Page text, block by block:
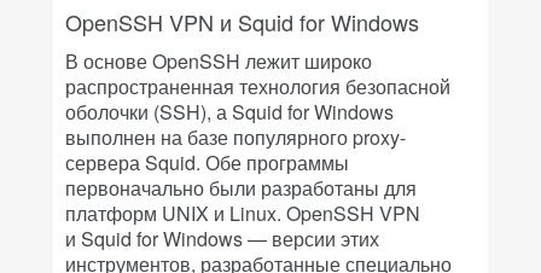
OpenSSH VPN и Squid for Windows
В основе OpenSSH лежит широко
распространенная технология безопасной
оболочки (SSH), а Squid for Windows
выполнен на базе популярного proxy-
сервера Squid. Обе программы
первоначально были разработаны для
платформ UNIX и Linux. OpenSSH VPN
и Squid for Windows — версии этих
инструментов, разработанные специально